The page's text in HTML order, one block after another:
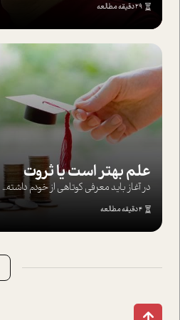
29 دقیقه مطالعه
علم بهتر است یا ثروت
در آغاز باید معرفی کوتاهی از خودم داشته...
4 دقیقه مطالعه